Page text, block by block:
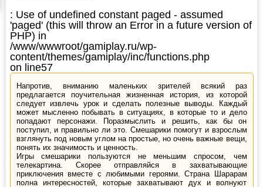
: Use of undefined constant paged - assumed
'paged' (this will throw an Error in a future version of
PHP) in
/www/wwwroot/gamiplay.ru/wp-
content/themes/gamiplay/inc/functions.php
on line57
Напротив, вниманию маленьких зрителей всякий раз
предлагается поучительная жизненная история, из которой
следует извлечь урок и сделать полезные выводы. Каждый
может мысленно побывать в ситуациях, в которые то и дело
попадают персонажи. Поразмыслить и решить, как бы он
поступил, и правильно ли это. Смешарики помогут и взрослым
взглянуть под новым углом на простые, но очень важные вещи,
понять их значимость и ценность.
Игры смешарики пользуются не меньшим спросом, чем
телекартина. Скорее отправляйся в захватывающие
приключения вместе с любимыми героями. Страна Шарарам
полна интересностей, которые захватывают дух и волнуют